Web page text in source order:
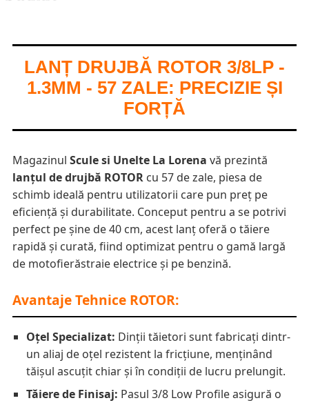
LANȚ DRUJBĂ ROTOR 3/8LP -
1.3MM - 57 ZALE: PRECIZIE ȘI
FORȚĂ
Magazinul Scule si Unelte La Lorena vă prezintă
lanțul de drujbă ROTOR cu 57 de zale, piesa de
schimb ideală pentru utilizatorii care pun preț pe
eficiență și durabilitate. Conceput pentru a se potrivi
perfect pe șine de 40 cm, acest lanț oferă o tăiere
rapidă și curată, fiind optimizat pentru o gamă largă
de motofierăstraie electrice și pe benzină.
Avantaje Tehnice ROTOR:
Oțel Specializat: Dinții tăietori sunt fabricați dintr-
un aliaj de oțel rezistent la fricțiune, menținând
tăișul ascuțit chiar și în condiții de lucru prelungit.
Tăiere de Finisaj: Pasul 3/8 Low Profile asigură o